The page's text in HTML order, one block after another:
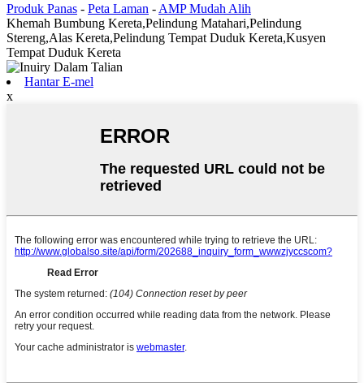
Produk Panas - Peta Laman - AMP Mudah Alih
Khemah Bumbung Kereta,Pelindung Matahari,Pelindung
Stereng,Alas Kereta,Pelindung Tempat Duduk Kereta,Kusyen
Tempat Duduk Kereta
Hantar E-mel
x